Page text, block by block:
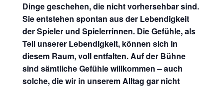
Dinge geschehen, die nicht vorhersehbar sind.
Sie entstehen spontan aus der Lebendigkeit
der Spieler und Spielerrinnen. Die Gefühle, als
Teil unserer Lebendigkeit, können sich in
diesem Raum, voll entfalten. Auf der Bühne
sind sämtliche Gefühle willkommen – auch
solche, die wir in unserem Alltag gar nicht